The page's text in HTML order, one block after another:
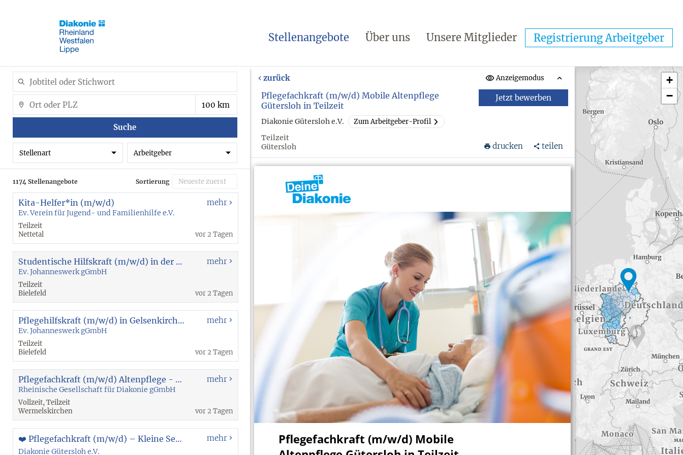
Stellenangebote Über uns Unsere Mitglieder Registrierung Arbeitgeber
Suche
Stellenart Arbeitgeber
1174 Stellenangebote Sortierung
Kita-Helfer*in (m/w/d)
Ev. Verein für Jugend- und Familienhilfe e.V.
Teilzeit
Nettetal
mehr
vor 2 Tagen
Studentische Hilfskraft (m/w/d) in der Eingliederungshilfe - Ambulant Betreutes Wohnen Bochum
Ev. Johanneswerk gGmbH
Teilzeit
Bielefeld
mehr
vor 2 Tagen
Pflegehilfskraft (m/w/d) in Gelsenkirchen-Feldmark
Ev. Johanneswerk gGmbH
Teilzeit
Bielefeld
mehr
vor 2 Tagen
Pflegefachkraft (m/w/d) Altenpflege - Wermelskirchen
Rheinische Gesellschaft für Diakonie gGmbH
Vollzeit, Teilzeit
Wermelskirchen
mehr
vor 2 Tagen
❤️ Pflegefachkraft (m/w/d) – Kleine Senioren-WG | 20 - 30 Std. | unbefristet
Diakonie Gütersloh e.V.
mehr
zurück Anzeigemodus
Pflegefachkraft (m/w/d) Mobile Altenpflege
Gütersloh in Teilzeit
Diakonie Gütersloh e.V. Zum Arbeitgeber-Profil
Teilzeit
Gütersloh
Jetzt bewerben
drucken teilen
1140
+
−